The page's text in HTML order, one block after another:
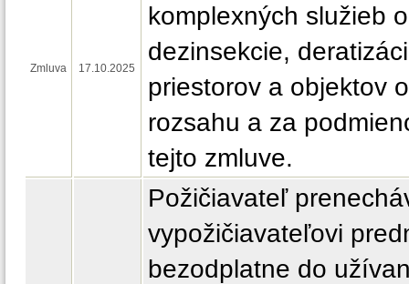
Zmluva 17.10.2025
komplexných služieb
dezinsekcie,
priestorov a objektov
rozsahu a za
tejto zmluve.
Požičiavateľ
vypožičiavateľovi
bezodplatne do